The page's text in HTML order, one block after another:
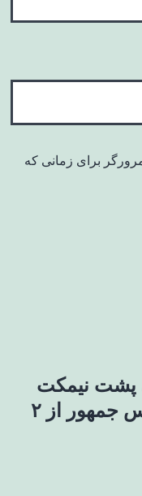
برای زمانی که
پشت نیمکت
مدرسه/ بازدید سرزده رئیس جمهور از ۲